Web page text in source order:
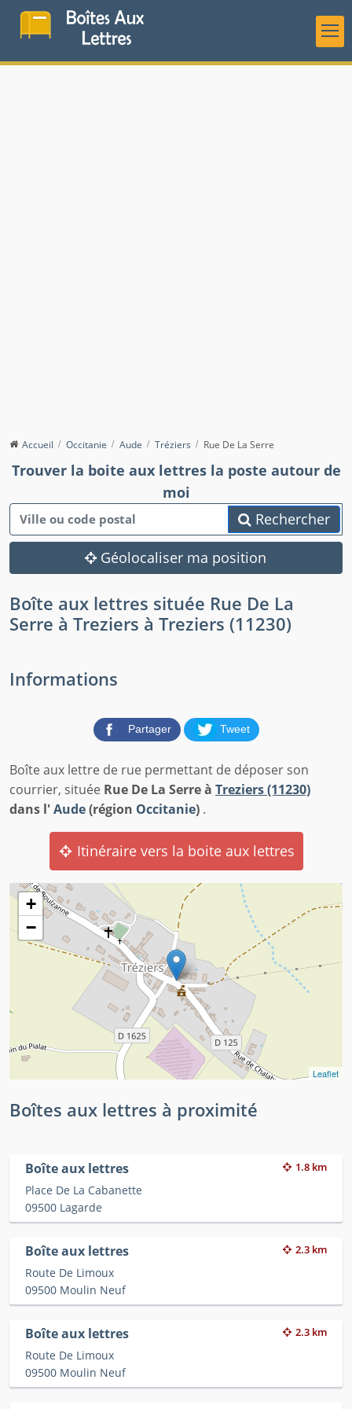
Accueil Occitanie Aude Tréziers Rue De La Serre
Trouver la boite aux lettres la poste autour de
moi
Rechercher
Géolocaliser ma position
Boîte aux lettres située Rue De La
Serre à Treziers à Treziers (11230)
Informations
Partager Tweet
Boîte aux lettre de rue permettant de déposer son
courrier, située Rue De La Serre à Treziers (11230)
dans l'Aude(région Occitanie) .
Itinéraire vers la boite aux lettres
+
−
Leaflet
Boîtes aux lettres à proximité
Boîte aux lettres 1.8 km
Place De La Cabanette
09500 Lagarde
Boîte aux lettres 2.3 km
Route De Limoux
09500 Moulin Neuf
Boîte aux lettres 2.3 km
Route De Limoux
09500 Moulin Neuf